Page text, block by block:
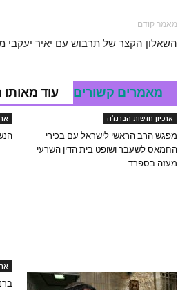
מאמר קודם
השאלון הקצר של תרבוש עם יאיר יעקבי
מאמרים קשורים עוד
ארכיון חדשות הברנז'ה
מפגש הרב הראשי לישראל עם בכירי
החמאס לשעבר ושופט בית הדין השרעי
מעזה בספרד